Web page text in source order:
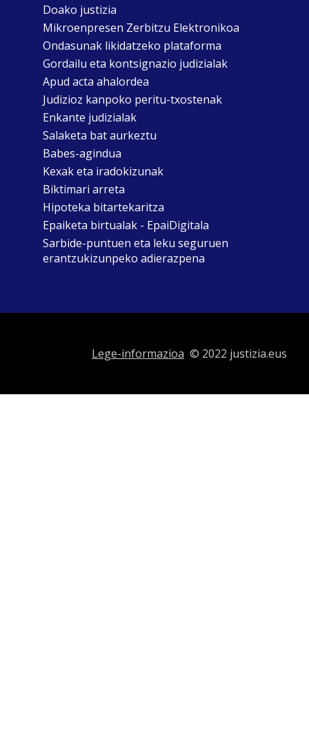
Doako justizia
Mikroenpresen Zerbitzu Elektronikoa
Ondasunak likidatzeko plataforma
Gordailu eta kontsignazio judizialak
Apud acta ahalordea
Judizioz kanpoko peritu-txostenak
Enkante judizialak
Salaketa bat aurkeztu
Babes-agindua
Kexak eta iradokizunak
Biktimari arreta
Hipoteka bitartekaritza
Epaiketa birtualak - EpaiDigitala
Sarbide-puntuen eta leku seguruen
erantzukizunpeko adierazpena
Lege-informazioa © 2022 justizia.eus